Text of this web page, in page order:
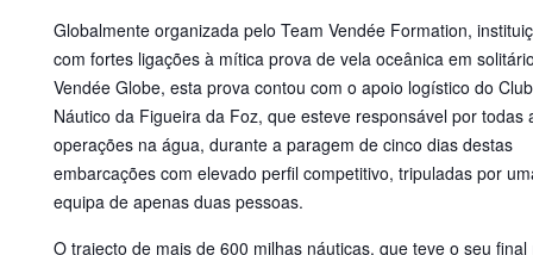
Globalmente organizada pelo Team Vendée Formation,
com fortes ligações à mítica prova de vela oceânica em
Vendée Globe, esta prova contou com o apoio logístico do
Náutico da Figueira da Foz, que esteve responsável por todas
operações na água, durante a paragem de cinco dias destas
embarcações com elevado perfil competitivo, tripuladas por
equipa de apenas duas pessoas.
O trajecto de mais de 600 milhas náuticas, que teve o seu final